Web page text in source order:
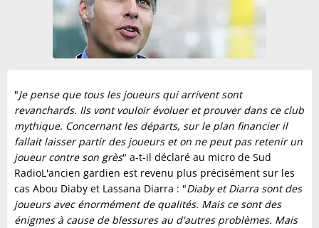
"Je pense que tous les joueurs qui arrivent sont
revanchards. Ils vont vouloir évoluer et prouver dans ce club
mythique. Concernant les départs, sur le plan financier il
fallait laisser partir des joueurs et on ne peut pas retenir un
joueur contre son grès" a-t-il déclaré au micro de Sud
RadioL'ancien gardien est revenu plus précisément sur les
cas Abou Diaby et Lassana Diarra : "Diaby et Diarra sont des
joueurs avec énormément de qualités. Mais ce sont des
énigmes à cause de blessures au d'autres problèmes. Mais